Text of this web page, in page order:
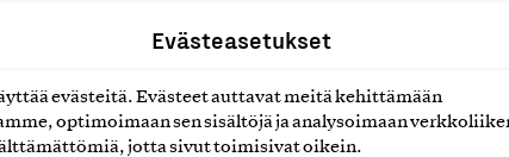
Evästeasetukset
evästeitä. Evästeet auttavat meitä kehittämään
optimoimaan sen sisältöjä ja analysoimaan
jotta sivut toimisivat oikein.
Suomalainen työ ry